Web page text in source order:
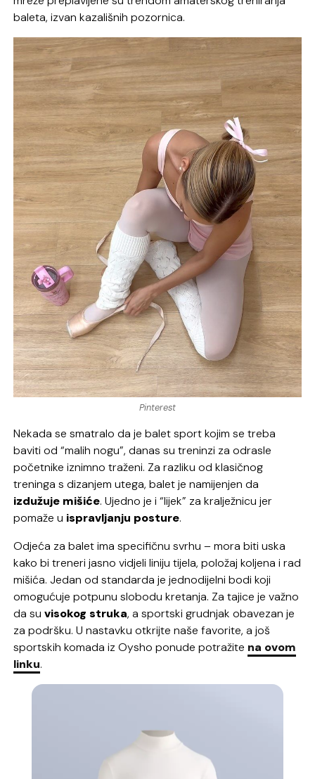
baleta, izvan kazališnih pozornica.
Pinterest
Nekada se smatralo da je balet sport kojim se treba
baviti od “malih nogu”, danas su treninzi za odrasle
početnike iznimno traženi. Za razliku od klasičnog
treninga s dizanjem utega, balet je namijenjen da
izdužuje mišiće. Ujedno je i “lijek” za kralježnicu jer
pomaže u ispravljanju posture.
Odjeća za balet ima specifičnu svrhu – mora biti uska
kako bi treneri jasno vidjeli liniju tijela, položaj koljena i rad
mišića. Jedan od standarda je jednodijelni bodi koji
omogućuje potpunu slobodu kretanja. Za tajice je važno
da suvisokog struka, a sportski grudnjak obavezan je
za podršku. U nastavku otkrijte naše favorite, a još
sportskih komada iz Oysho ponude potražite na ovom
linku.